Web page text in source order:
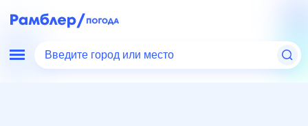
Введите город или место